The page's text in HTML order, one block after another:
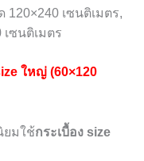
เซนติเมตร,
เซนติเมตร
ใหญ่ (60×120
มใช้กระเบื้อง size